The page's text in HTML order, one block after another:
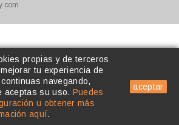
propias y de terceros
tu experiencia de
navegando,
aceptas su uso. Puedes
u obtener más
aquí.
aceptar